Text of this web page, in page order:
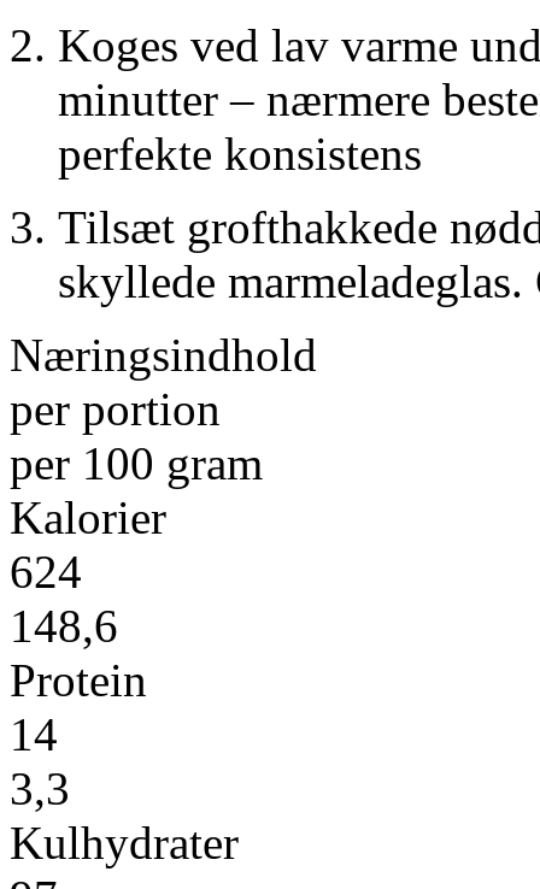
Koges ved lav varme
minutter – nærmere
perfekte konsistens
Tilsæt grofthakkede
skyllede
Næringsindhold
per portion
per 100 gram
Kalorier
624
148,6
Protein
14
3,3
Kulhydrater